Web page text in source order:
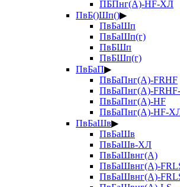
ПБПнг(А)-HF-ХЛ
ПвБ()Шп()▶
ПвБаШп
ПвБаШп(г)
ПвБШп
ПвБШп(г)
ПвБаП▶
ПвБаПнг(А)-FRHF
ПвБаПнг(А)-
ПвБаПнг(А)-HF
ПвБаПнг(А)-HF-
ПвБаШв▶
ПвБаШв
ПвБаШв-ХЛ
ПвБаШвнг(А)
ПвБаШвнг(А)-
ПвБаШвнг(А)-